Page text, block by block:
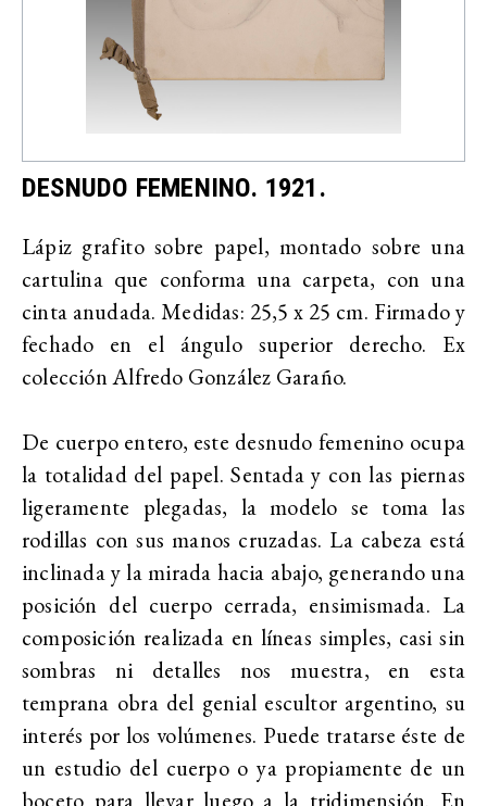
DESNUDO FEMENINO. 1921.
Lápiz grafito sobre papel, montado sobre una
cartulina que conforma una carpeta, con una
cinta anudada. Medidas: 25,5 x 25 cm. Firmado y
fechado en el ángulo superior derecho. Ex
colección Alfredo González Garaño.
De cuerpo entero, este desnudo femenino ocupa
la totalidad del papel. Sentada y con las piernas
ligeramente plegadas, la modelo se toma las
rodillas con sus manos cruzadas. La cabeza está
inclinada y la mirada hacia abajo, generando una
posición del cuerpo cerrada, ensimismada. La
composición realizada en líneas simples, casi sin
sombras ni detalles nos muestra, en esta
temprana obra del genial escultor argentino, su
interés por los volúmenes. Puede tratarse éste de
un estudio del cuerpo o ya propiamente de un
boceto para llevar luego a la tridimensión. En